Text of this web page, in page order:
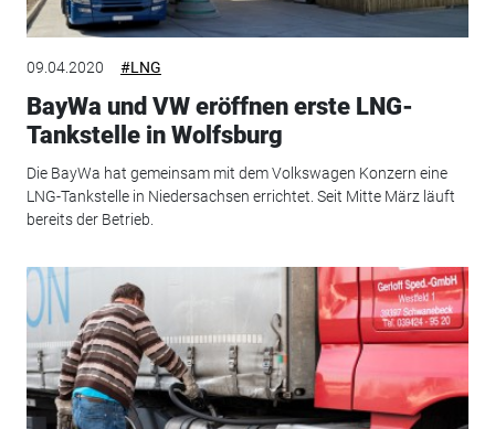
09.04.2020 #LNG
BayWa und VW eröffnen erste LNG-
Tankstelle in Wolfsburg
Die BayWa hat gemeinsam mit dem Volkswagen Konzern eine
LNG-Tankstelle in Niedersachsen errichtet. Seit Mitte März läuft
bereits der Betrieb.